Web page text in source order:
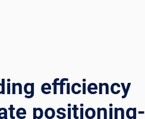
efficiency
positioning-